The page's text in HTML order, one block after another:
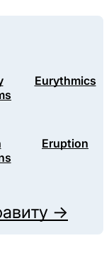
Eurythmics
Eruption
→